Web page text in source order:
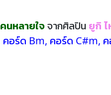
นหลายใจจากศิลปิน ยูกิ
คอร์ด Bm, คอร์ด C#m,